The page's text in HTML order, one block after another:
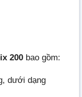
200 bao gồm:
dưới dạng